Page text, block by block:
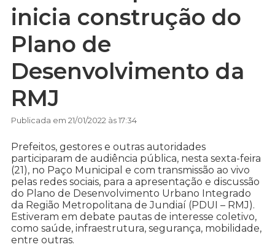
inicia construção do
Plano de
Desenvolvimento da
RMJ
Publicada em 21/01/2022 às 17:34
Prefeitos, gestores e outras autoridades
participaram de audiência pública, nesta sexta-feira
(21), no Paço Municipal e com transmissão ao vivo
pelas redes sociais, para a apresentação e discussão
do Plano de Desenvolvimento Urbano Integrado
da Região Metropolitana de Jundiaí (PDUI – RMJ).
Estiveram em debate pautas de interesse coletivo,
como saúde, infraestrutura, segurança, mobilidade,
entre outras.